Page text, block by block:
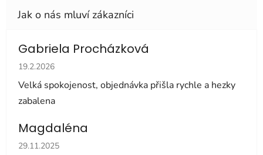
Gabriela Procházková
Hodnocení obchodu je 5 z 5 hvězdiček.
19.2.2026
Velká spokojenost, objednávka přišla rychle a hezky
zabalena
Magdaléna
Hodnocení obchodu je 5 z 5 hvězdiček.
29.11.2025